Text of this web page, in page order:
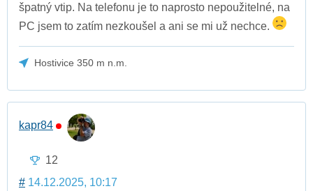
špatný vtip. Na telefonu je to naprosto nepoužitelné, na
PC jsem to zatím nezkoušel a ani se mi už nechce.
Hostivice 350 m n.m.
kapr84
12
# 14.12.2025, 10:17